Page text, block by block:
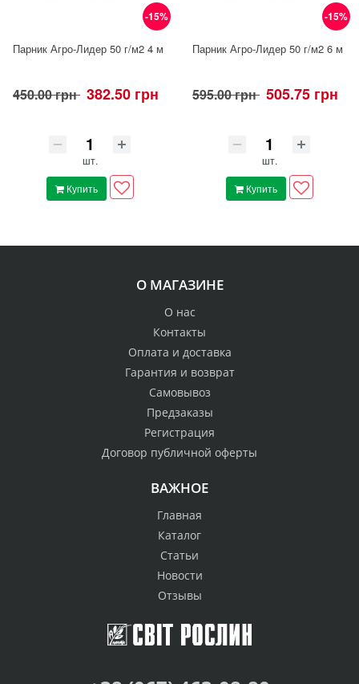
-15%
Парник Агро-Лидер 50 г/м2 4 м
450.00 грн 382.50 грн
шт.
Купить
-15%
Парник Агро-Лидер 50 г/м2 6 м
595.00 грн 505.75 грн
шт.
Купить
О МАГАЗИНЕ
О нас
Контакты
Оплата и доставка
Гарантия и возврат
Самовывоз
Предзаказы
Регистрация
Договор публичной оферты
ВАЖНОЕ
Главная
Каталог
Статьи
Новости
Отзывы